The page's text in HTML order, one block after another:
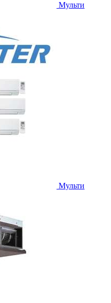
Мульти
Мульти